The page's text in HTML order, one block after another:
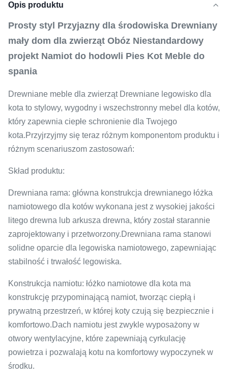
Opis produktu
Prosty styl Przyjazny dla środowiska Drewniany
mały dom dla zwierząt Obóz Niestandardowy
projekt Namiot do hodowli Pies Kot Meble do
spania
Drewniane meble dla zwierząt Drewniane legowisko dla
kota to stylowy, wygodny i wszechstronny mebel dla kotów,
który zapewnia ciepłe schronienie dla Twojego
kota.Przyjrzyjmy się teraz różnym komponentom produktu i
różnym scenariuszom zastosowań:
Skład produktu:
Drewniana rama: główna konstrukcja drewnianego łóżka
namiotowego dla kotów wykonana jest z wysokiej jakości
litego drewna lub arkusza drewna, który został starannie
zaprojektowany i przetworzony.Drewniana rama stanowi
solidne oparcie dla legowiska namiotowego, zapewniając
stabilność i trwałość legowiska.
Konstrukcja namiotu: łóżko namiotowe dla kota ma
konstrukcję przypominającą namiot, tworząc ciepłą i
prywatną przestrzeń, w której koty czują się bezpiecznie i
komfortowo.Dach namiotu jest zwykle wyposażony w
otwory wentylacyjne, które zapewniają cyrkulację
powietrza i pozwalają kotu na komfortowy wypoczynek w
środku.